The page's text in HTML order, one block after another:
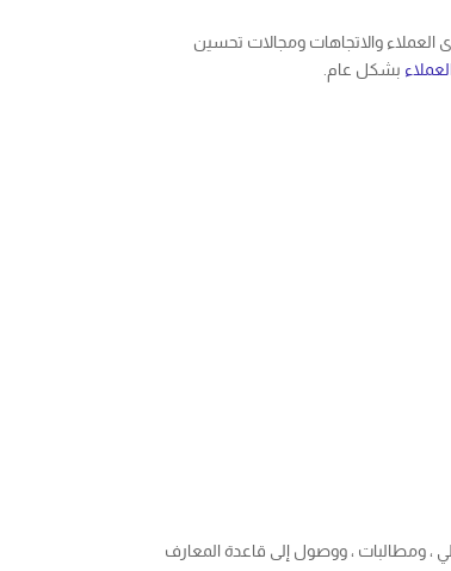
العملاء والاتجاهات ومجالات تحسين
بشكل عام.
، ومطالبات ، ووصول إلى قاعدة المعارف